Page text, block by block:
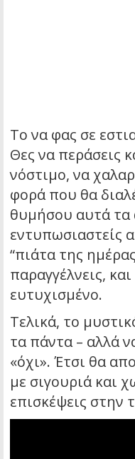
Το να φας σε
Θες να περάσεις
νόστιμο, να
φορά που θα
θυμήσου αυτά
εντυπωσιαστείς
“πιάτα της
παραγγέλνεις,
ευτυχισμένο.
Τελικά, το
τα πάντα – αλλά
«όχι». Έτσι θα
με σιγουριά και
επισκέψεις στην